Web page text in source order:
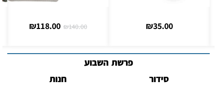
₪140.00
118.00
₪148.00
₪119.00
פרשת השבוע
סידור
חנות